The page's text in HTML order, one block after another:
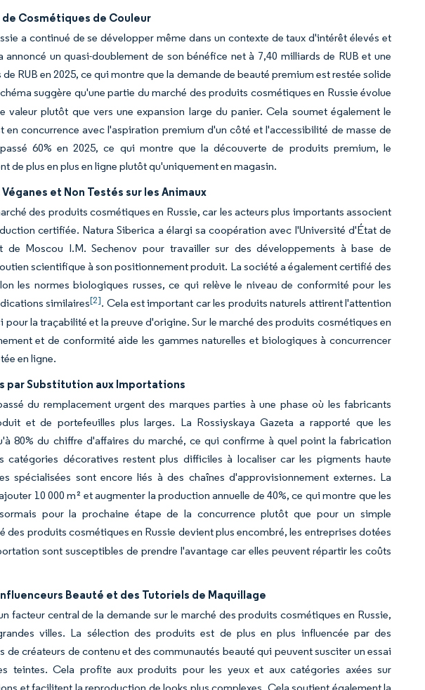
Cosmétiques de Couleur
a continué de se développer même dans un contexte de taux d'intérêt élevés et
un quasi-doublement de son bénéfice net à 7,40 milliards de RUB et une
RUB en 2025, ce qui montre que la demande de beauté premium est restée solide
suggère qu'une partie du marché des produits cosmétiques en Russie évolue
plutôt que vers une expansion large du panier. Cela soumet également le
concurrence avec l'aspiration premium d'un côté et l'accessibilité de masse de
60% en 2025, ce qui montre que la découverte de produits premium, le
de plus en plus en ligne plutôt qu'uniquement en magasin.
et Non Testés sur les Animaux
des produits cosmétiques en Russie, car les acteurs plus importants associent
certifiée. Natura Siberica a élargi sa coopération avec l'Université d'État de
Moscou I.M. Sechenov pour travailler sur des développements à base de
scientifique à son positionnement produit. La société a également certifié des
les normes biologiques russes, ce qui relève le niveau de conformité pour les
similaires[2]. Cela est important car les produits naturels attirent l'attention
la traçabilité et la preuve d'origine. Sur le marché des produits cosmétiques en
et de conformité aide les gammes naturelles et biologiques à concurrencer
en ligne.
par Substitution aux Importations
du remplacement urgent des marques parties à une phase où les fabricants
et de portefeuilles plus larges. La Rossiyskaya Gazeta a rapporté que les
80% du chiffre d'affaires du marché, ce qui confirme à quel point la fabrication
catégories décoratives restent plus difficiles à localiser car les pigments haute
spécialisées sont encore liés à des chaînes d'approvisionnement externes. La
10 000 m² et augmenter la production annuelle de 40%, ce qui montre que les
pour la prochaine étape de la concurrence plutôt que pour un simple
des produits cosmétiques en Russie devient plus encombré, les entreprises dotées
sont susceptibles de prendre l'avantage car elles peuvent répartir les coûts
Beauté et des Tutoriels de Maquillage
facteur central de la demande sur le marché des produits cosmétiques en Russie,
villes. La sélection des produits est de plus en plus influencée par des
créateurs de contenu et des communautés beauté qui peuvent susciter un essai
teintes. Cela profite aux produits pour les yeux et aux catégories axées sur